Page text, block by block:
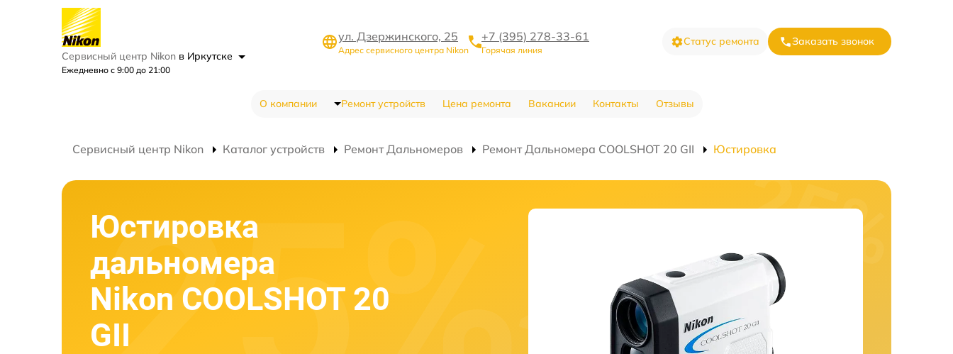
Сервисный центр Nikon в Иркутске
Ежедневно с 9:00 до 21:00
ул. Дзержинского, 25
Адрес сервисного центра Nikon
+7 (395) 278-33-61
Горячая линия
Статус ремонта Заказать звонок
О компании Ремонт устройств Цена ремонта Вакансии Контакты Отзывы
Сервисный центр Nikon Каталог устройств Ремонт Дальномеров Ремонт Дальномера COOLSHOT 20 GII Юстировка
Юстировка
дальномера
Nikon COOLSHOT 20
GII